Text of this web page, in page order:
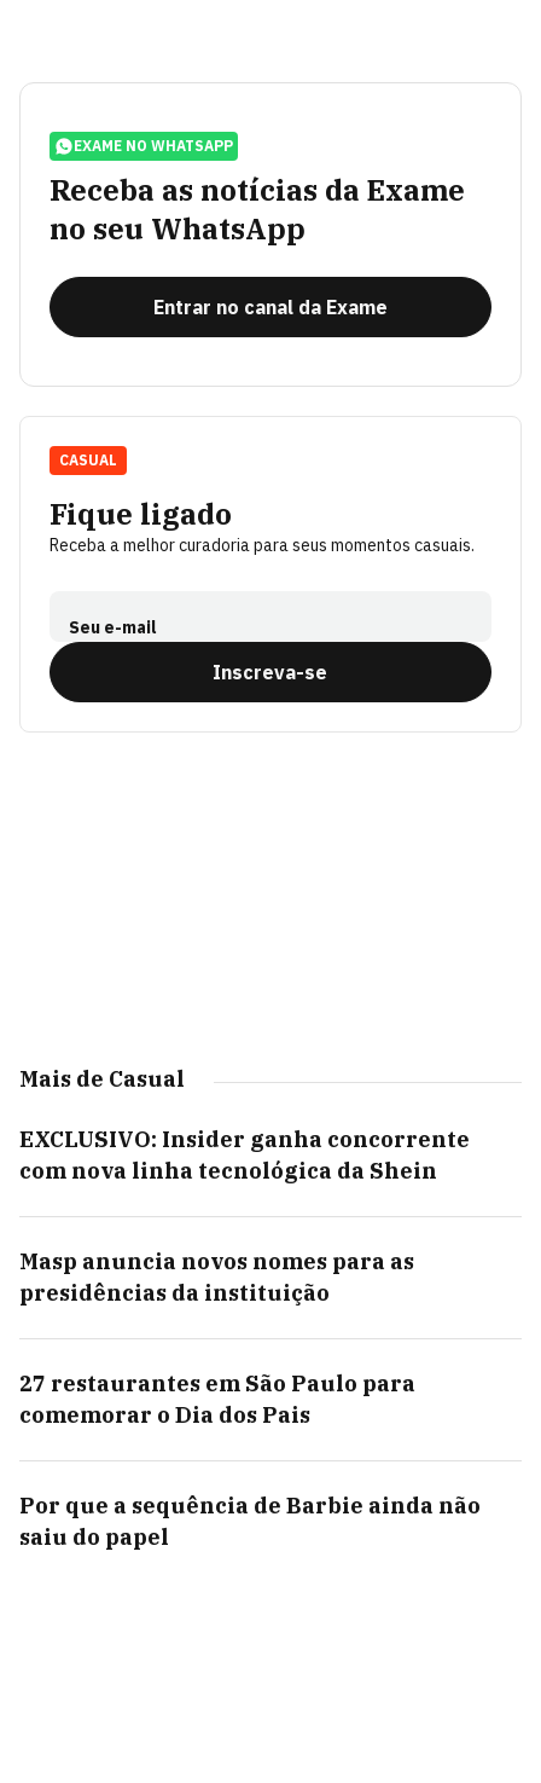
EXAME NO WHATSAPP
Receba as notícias da Exame
no seu WhatsApp
Entrar no canal da Exame
Fique ligado
Receba a melhor curadoria para seus momentos casuais.
Seu e-mail
Inscreva-se
CASUAL
Mais de Casual
EXCLUSIVO: Insider ganha concorrente
com nova linha tecnológica da Shein
Masp anuncia novos nomes para as
presidências da instituição
27 restaurantes em São Paulo para
comemorar o Dia dos Pais
Por que a sequência de Barbie ainda não
saiu do papel